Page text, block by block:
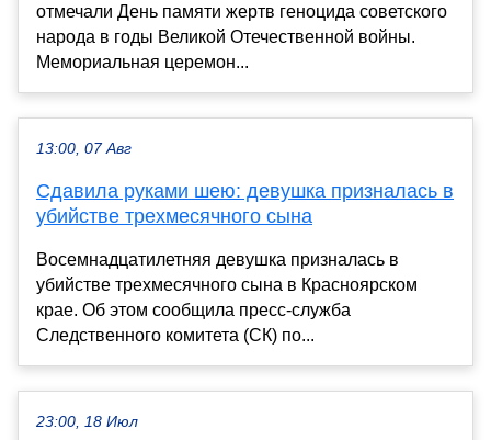
отмечали День памяти жертв геноцида советского
народа в годы Великой Отечественной войны.
Мемориальная церемон...
13:00, 07 Авг
Сдавила руками шею: девушка призналась в
убийстве трехмесячного сына
Восемнадцатилетняя девушка призналась в
убийстве трехмесячного сына в Красноярском
крае. Об этом сообщила пресс-служба
Следственного комитета (СК) по...
23:00, 18 Июл